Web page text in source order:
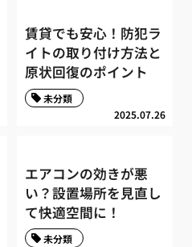
賃貸でも安心！防犯ラ
イトの取り付け方法と
原状回復のポイント
2025.07.26
未分類
エアコンの効きが悪
い？設置場所を見直し
て快適空間に！
未分類